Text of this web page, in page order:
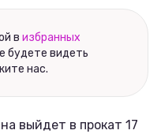
в избранных
будете видеть
нас.
выйдет в прокат 17